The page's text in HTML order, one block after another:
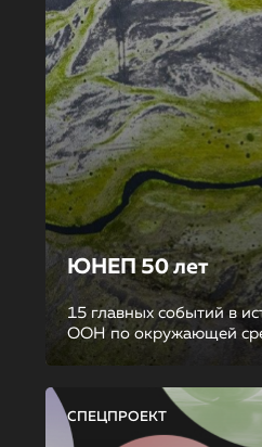
ЮНЕП 50 лет
15 главных событий в
ООН по окружающей
СПЕЦПРОЕКТ